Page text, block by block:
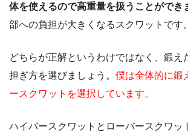
体を使えるので高重量を扱うことができ
部への負担が大きくなるスクワットです
どちらが正解というわけではなく、鍛え
担ぎ方を選びましょう。 僕は全体的に鍛
ースクワットを選択しています。
ハイバースクワットとローバースクワッ